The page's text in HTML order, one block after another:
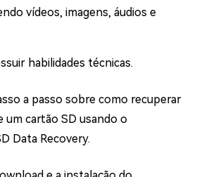
vídeos, imagens, áudios e
habilidades técnicas.
a passo sobre como recuperar
cartão SD usando o
Data Recovery.